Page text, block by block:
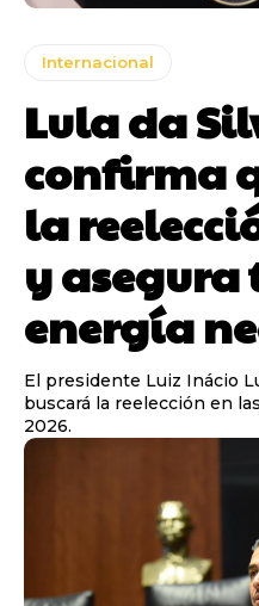
Internacional
Lula da
confirma
la
y asegura
energía
El presidente Luiz Inácio
buscará la reelección en
2026.